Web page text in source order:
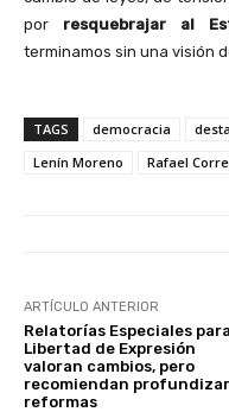
por resquebrajar al
terminamos sin una visión
TAGS democracia
Lenín Moreno
Rafael
ARTÍCULO ANTERIOR
Relatorías Especiales
Libertad de Expresión
valoran cambios, pero
recomiendan profundizar
reformas